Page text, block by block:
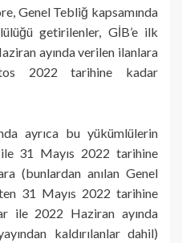
Genel Tebliğ kapsamında
getirilenler, GİB’e ilk
ayında verilen ilanlara
2022 tarihine kadar
ayrıca bu yükümlülerin
31 Mayıs 2022 tarihine
(bunlardan anılan Genel
31 Mayıs 2022 tarihine
ile 2022 Haziran ayında
kaldırılanlar dahil)